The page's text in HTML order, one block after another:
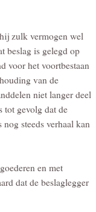
zulk vermogen wel
beslag is gelegd op
voor het voortbestaan
van de
niet langer deel
tot gevolg dat de
steeds verhaal kan
en met
dat de beslaglegger